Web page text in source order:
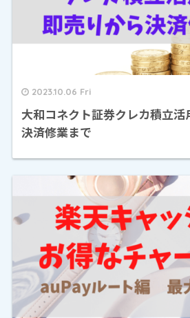
2023.10.06 Fri
大和コネクト証券クレカ積立
決済修業まで